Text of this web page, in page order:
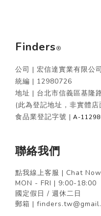
Finders®
公司 | 宏信達實業有限公司
統編 | 12980726
地址 | 台北市信義區基隆
(此為登記地址，非實體
食品業登記字號 | A-
聯絡我們
點我線上客服 | Chat Now
MON - FRI | 9:00-18:00
國定假日 / 週休二日
郵箱 |